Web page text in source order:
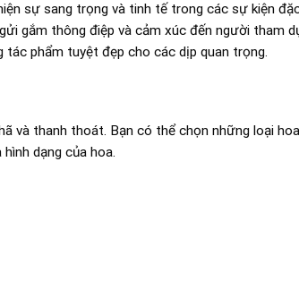
sự sang trọng và tinh tế trong các sự kiện
gắm thông điệp và cảm xúc đến người tham
phẩm tuyệt đẹp cho các dịp quan trọng.
và thanh thoát. Bạn có thể chọn những loại
dạng của hoa.